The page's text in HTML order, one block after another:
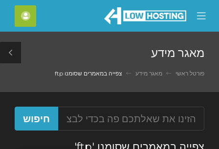
Mobile
Menu
מאגר מידע
פורטל ראשי מאגר מידע צפייה במאמרים שסומנו ftp